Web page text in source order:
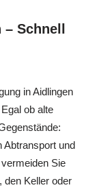
Schnell
in Aidlingen
ob alte
Abtransport und
Sie
den Keller oder